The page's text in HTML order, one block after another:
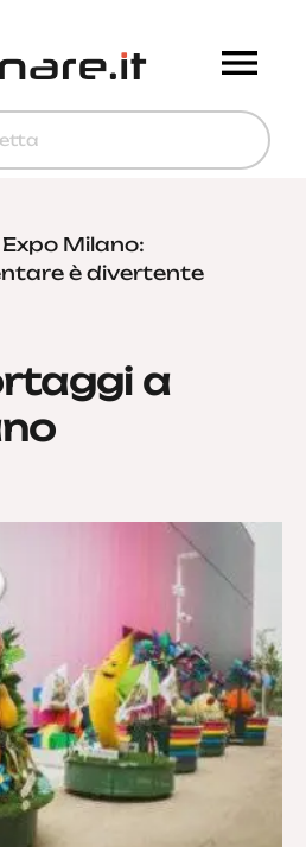
Milano:
è divertente
a